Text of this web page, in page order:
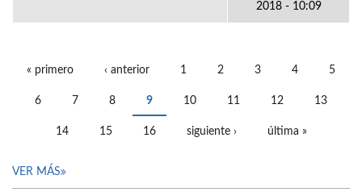
2018 - 10:09
« primero ‹ anterior 1 2 3 4 5
6 7 8 9 10 11 12 13
14 15 16 siguiente › última »
VER MÁS